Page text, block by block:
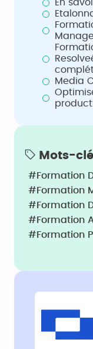
En
Media
Mots-
#Formation
#Formation
#Formation
#Formation
#Formation